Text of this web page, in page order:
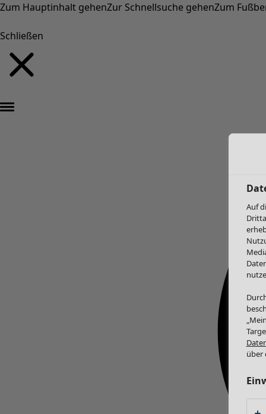
Zum Hauptinhalt gehenZur Schnellsuche gehenZum
Schließen
Auf
über